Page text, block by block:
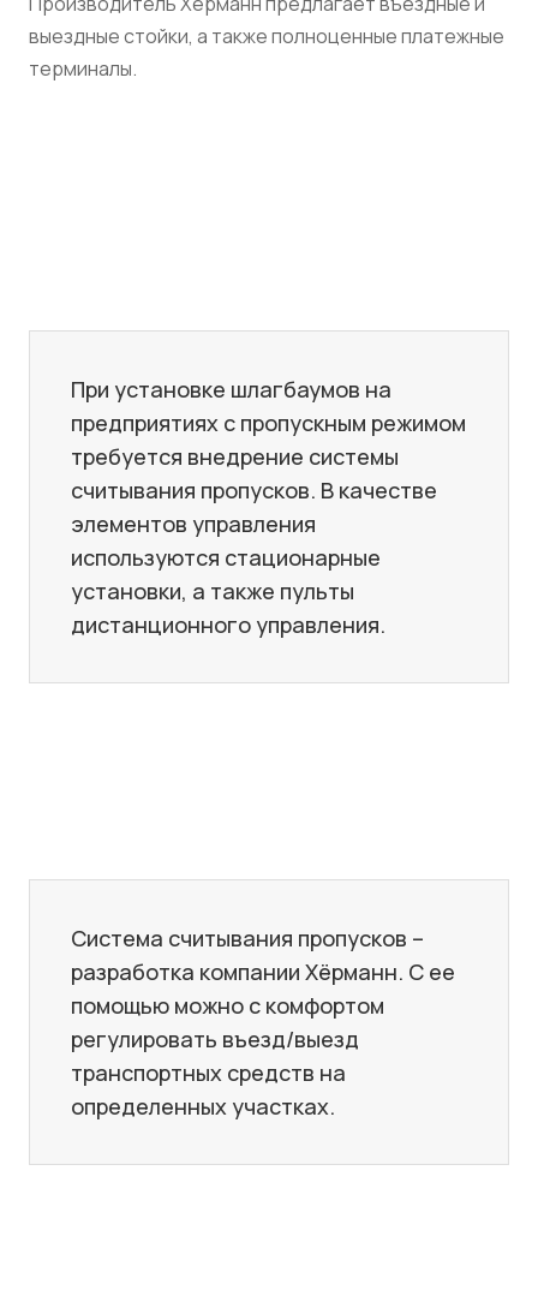
выездные стойки, а также полноценные платежные
терминалы.
При установке шлагбаумов на
предприятиях с пропускным режимом
требуется внедрение системы
считывания пропусков. В качестве
элементов управления
используются стационарные
установки, а также пульты
дистанционного управления.
Система считывания пропусков –
разработка компании Хёрманн. С ее
помощью можно с комфортом
регулировать въезд/выезд
транспортных средств на
определенных участках.